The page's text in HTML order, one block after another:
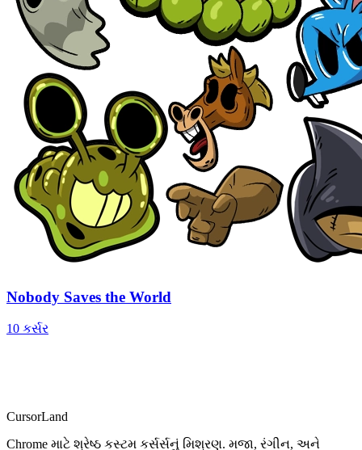
Nobody Saves the World
10 કર્સર
CursorLand
Chrome માટે શ્રેષ્ઠ કસ્ટમ કર્સર્સનું મિશ્રણ. મજા, રંગીન, અને